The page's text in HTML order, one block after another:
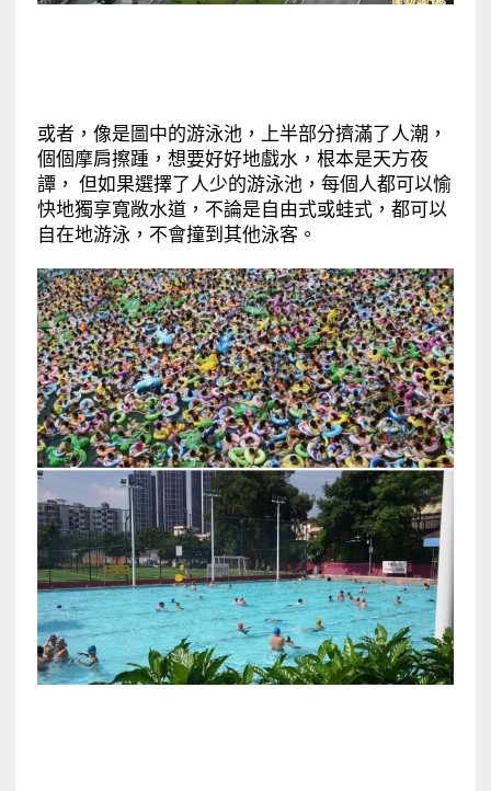
或者，像是圖中的游泳池，上半部分擠滿了人潮，
個個摩肩擦踵，想要好好地戲水，根本是天方夜
譚， 但如果選擇了人少的游泳池，每個人都可以愉
快地獨享寬敞水道，不論是自由式或蛙式，都可以
自在地游泳，不會撞到其他泳客。